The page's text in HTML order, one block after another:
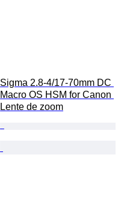
Sigma 2.8-4/17-70mm DC
Macro OS HSM for Canon
Lente de zoom